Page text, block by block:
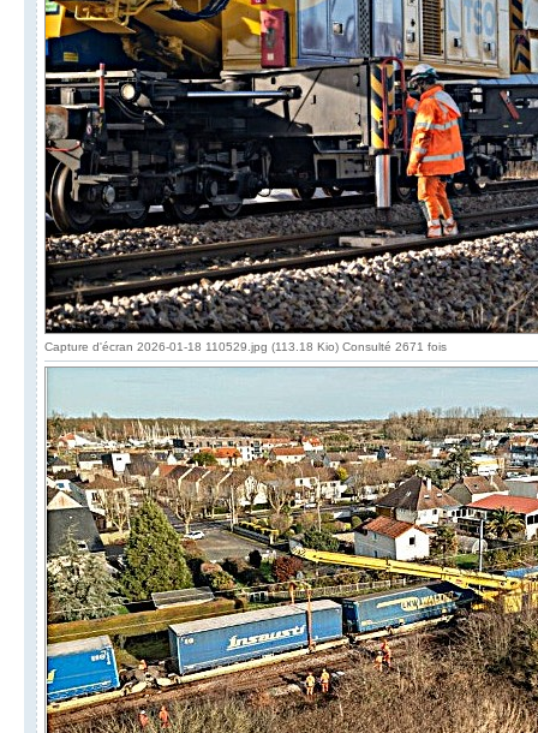
Capture d'écran 2026-01-18 110529.jpg (113.18 Kio) Consulté 2671 fois